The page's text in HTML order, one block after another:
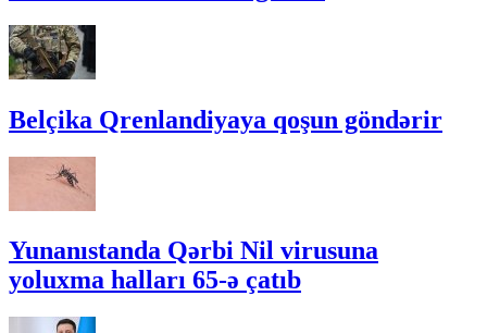
Belçika Qrenlandiyaya qoşun göndərir
Yunanıstanda Qərbi Nil virusuna
yoluxma halları 65-ə çatıb